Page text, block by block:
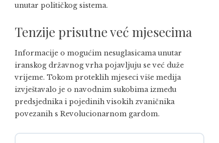
unutar političkog sistema.
Tenzije prisutne već mjesecima
Informacije o mogućim nesuglasicama unutar
iranskog državnog vrha pojavljuju se već duže
vrijeme. Tokom proteklih mjeseci više medija
izvještavalo je o navodnim sukobima između
predsjednika i pojedinih visokih zvaničnika
povezanih s Revolucionarnom gardom.